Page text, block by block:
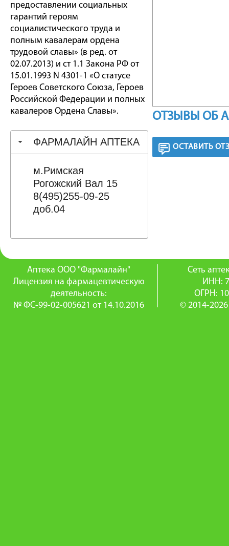
предоставлении социальных
гарантий героям
социалистического труда и
полным кавалерам ордена
трудовой славы» (в ред. от
02.07.2013) и ст 1.1 Закона РФ от
15.01.1993 N 4301-1 «О статусе
Героев Советского Союза, Героев
Российской Федерации и полных
кавалеров Ордена Славы».
ФАРМАЛАЙН АПТЕКА
м.Римская
Рогожский Вал 15
8(495)255-09-25
доб.04
ОТЗЫВЫ ОБ
ОСТАВИТЬ
Аптека ООО "Фармалайн"
Лицензия на фармацевтическую
деятельность:
№ ФС-99-02-005621 от 14.10.2016
Сеть
ИНН:
ОГРН:
© 2014-